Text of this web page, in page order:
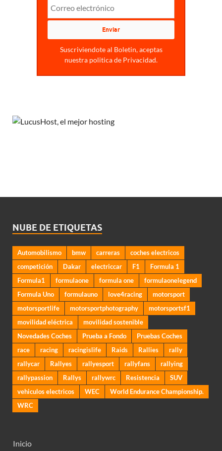
Suscriviendote al Boletin, aceptas
nuestra politica de Privacidad.
NUBE DE ETIQUETAS
Automobilismo bmw carreras
coches electricos
competición
Dakar electriccar F1
Formula 1
Formula1
formulaone formula one
formulaonelegend
Formula Uno
formulauno love4racing
motorsport
motorsportlife
motorsportphotography
motorsportsf1
movilidad eléctrica
movilidad sostenible
Novedades Coches
Prueba a Fondo
Pruebas Coches
race
racing racingislife Raids Rallies
rally
rallycar
Rallyes rallyesport rallyfans
rallying
rallypassion
Rallys rallywrc Resistencia
SUV
vehiculos electricos
WEC
World Endurance Championship.
WRC
Inicio